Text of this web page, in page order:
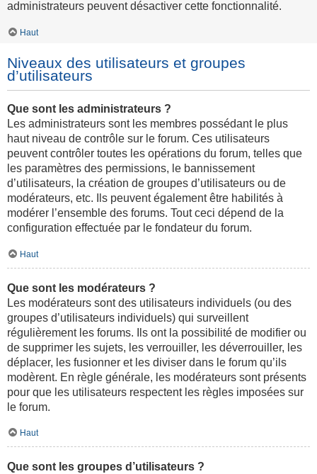
administrateurs peuvent désactiver cette fonctionnalité.
Haut
Niveaux des utilisateurs et groupes
d’utilisateurs
Que sont les administrateurs ?
Les administrateurs sont les membres possédant le plus
haut niveau de contrôle sur le forum. Ces utilisateurs
peuvent contrôler toutes les opérations du forum, telles que
les paramètres des permissions, le bannissement
d’utilisateurs, la création de groupes d’utilisateurs ou de
modérateurs, etc. Ils peuvent également être habilités à
modérer l’ensemble des forums. Tout ceci dépend de la
configuration effectuée par le fondateur du forum.
Haut
Que sont les modérateurs ?
Les modérateurs sont des utilisateurs individuels (ou des
groupes d’utilisateurs individuels) qui surveillent
régulièrement les forums. Ils ont la possibilité de modifier ou
de supprimer les sujets, les verrouiller, les déverrouiller, les
déplacer, les fusionner et les diviser dans le forum qu’ils
modèrent. En règle générale, les modérateurs sont présents
pour que les utilisateurs respectent les règles imposées sur
le forum.
Haut
Que sont les groupes d’utilisateurs ?